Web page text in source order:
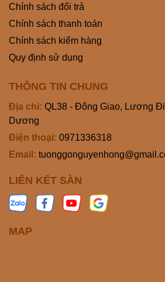
Chính sách đổi trả
Chính sách thanh toán
Chính sách kiểm hàng
Quy định sử dụng
THÔNG TIN CHUNG
Địa chỉ: QL38 - Đông Giao, Lương
Dương
Điện thoại: 0971336318
Email:
LIÊN KẾT SÀN
MAP